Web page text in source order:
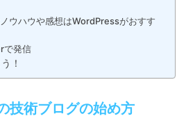
ウハウや感想はWordPressがおすす
で発信
！
技術ブログの始め方